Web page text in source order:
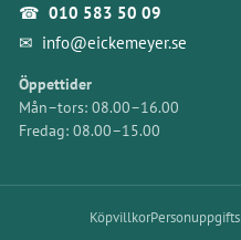
☎ 010 583 50 09
✉ info@eickemeyer.se
Öppettider
Mån–tors: 08.00–16.00
Fredag: 08.00–15.00
Köpvillkor